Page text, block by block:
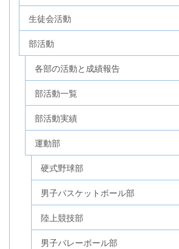
生徒会活動
部活動
各部の活動と成績報告
部活動一覧
部活動実績
運動部
硬式野球部
男子バスケットボール部
陸上競技部
男子バレーボール部